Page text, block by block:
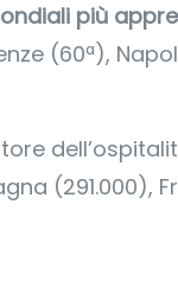
più
(60ª),
(291.000),